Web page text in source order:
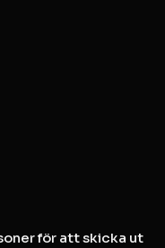
för att skicka ut